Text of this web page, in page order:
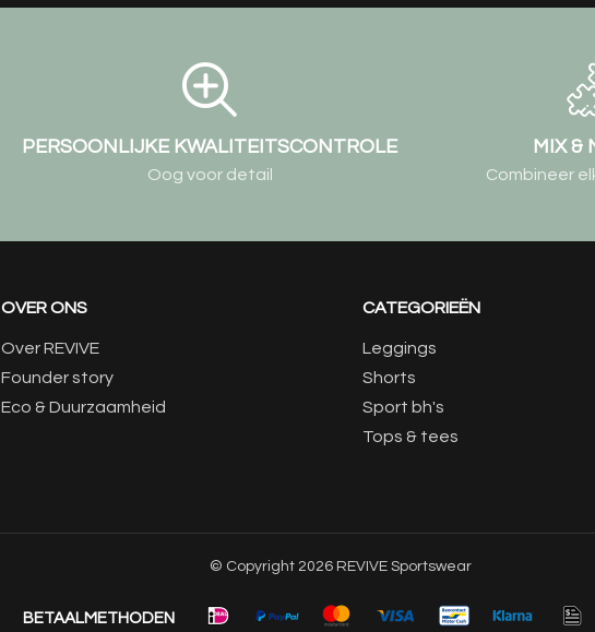
PERSOONLIJKE KWALITEITSCONTROLE
Oog voor detail
MIX &
Combineer
OVER ONS
Over REVIVE
Founder story
Eco & Duurzaamheid
CATEGORIEËN
Leggings
Shorts
Sport bh's
Tops & tees
© Copyright 2026 REVIVE Sportswear
BETAALMETHODEN